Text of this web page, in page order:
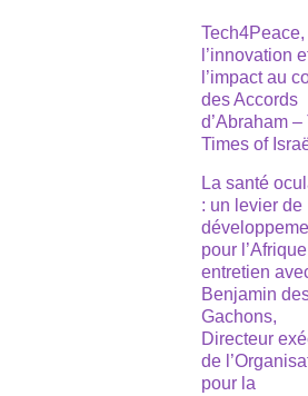
Tech4Peace,
l’innovation
l’impact au
des Accords
d’Abraham –
Times of
La santé
: un levier de
pour
entretien
Benjamin
Gachons,
Directeur
de
pour la